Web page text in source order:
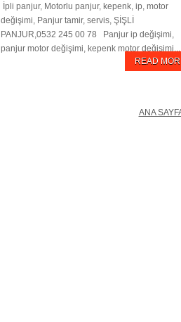
İpli panjur, Motorlu panjur, kepenk, ip, motor
değişimi, Panjur tamir, servis, ŞİŞLİ
PANJUR,0532 245 00 78 Panjur ip değişimi,
panjur motor değişimi, kepenk motor
READ
ANA